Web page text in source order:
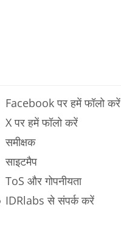
Facebook पर हमें फॉलो करें
X पर हमें फॉलो करें
समीक्षक
साइटमैप
ToS और गोपनीयता
IDRlabs से संपर्क करें